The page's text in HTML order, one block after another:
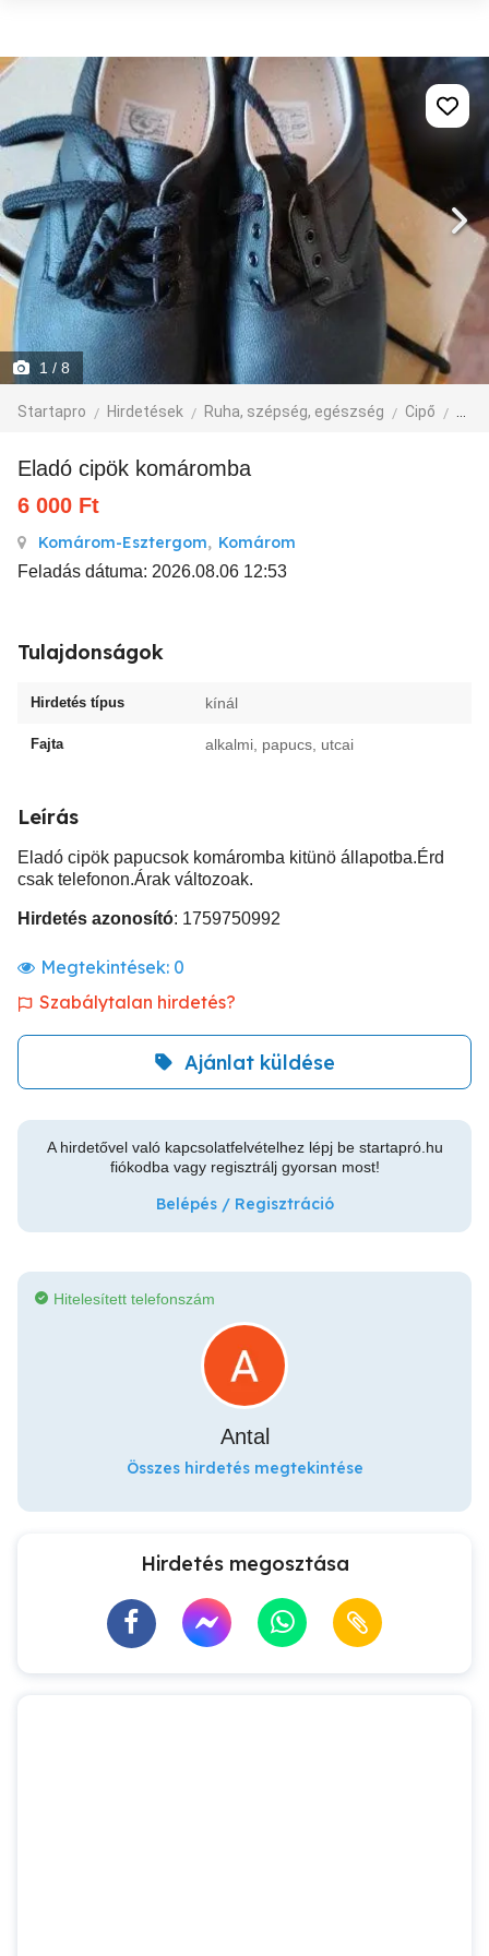
1/ 8
Startapro Hirdetések Ruha, szépség, egészség Cipő
Eladó cipök komáromba
6 000 Ft
Komárom-Esztergom, Komárom
Feladás dátuma: 2026.08.06 12:53
Tulajdonságok
Hirdetés típus kínál
Fajta alkalmi, papucs, utcai
Leírás
Eladó cipök papucsok komáromba kitünö állapotba.Érd
csak telefonon.Árak változoak.
Hirdetés azonosító: 1759750992
Megtekintések: 0
Szabálytalan hirdetés?
Ajánlat küldése
A hirdetővel való kapcsolatfelvételhez lépj be startapró.hu
fiókodba vagy regisztrálj gyorsan most!
Belépés / Regisztráció
Hitelesített telefonszám
Antal
Összes hirdetés megtekintése
Hirdetés megosztása